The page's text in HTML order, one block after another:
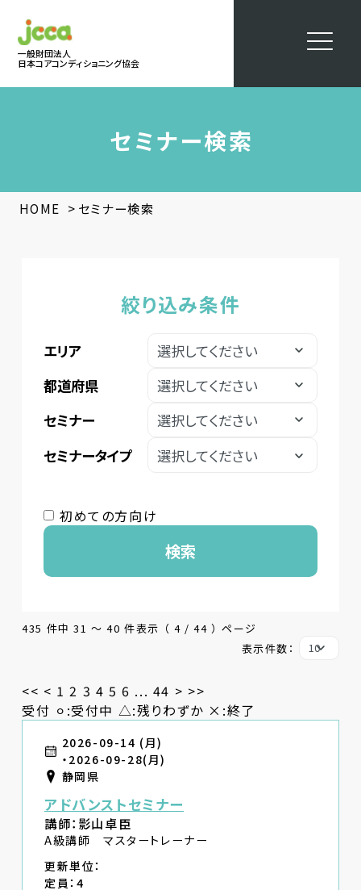
一般財団法人
日本コアコンディショニング協会
セミナー検索
HOME > セミナー検索
絞り込み条件
エリア
都道府県
セミナー
セミナータイプ
初めての方向け
検索
435 件中 31 〜 40 件表示 （ 4 / 44 ） ページ
表示件数：
<< < 1 2 3 4 5 6 ... 44 > >>
受付 ⚪︎:受付中 △:残りわずか ×:終了
2026-09-14 (月)
・2026-09-28(月)
静岡県
アドバンストセミナー
講師：影山卓臣
A級講師 マスタートレーナー
更新単位：
定員：4